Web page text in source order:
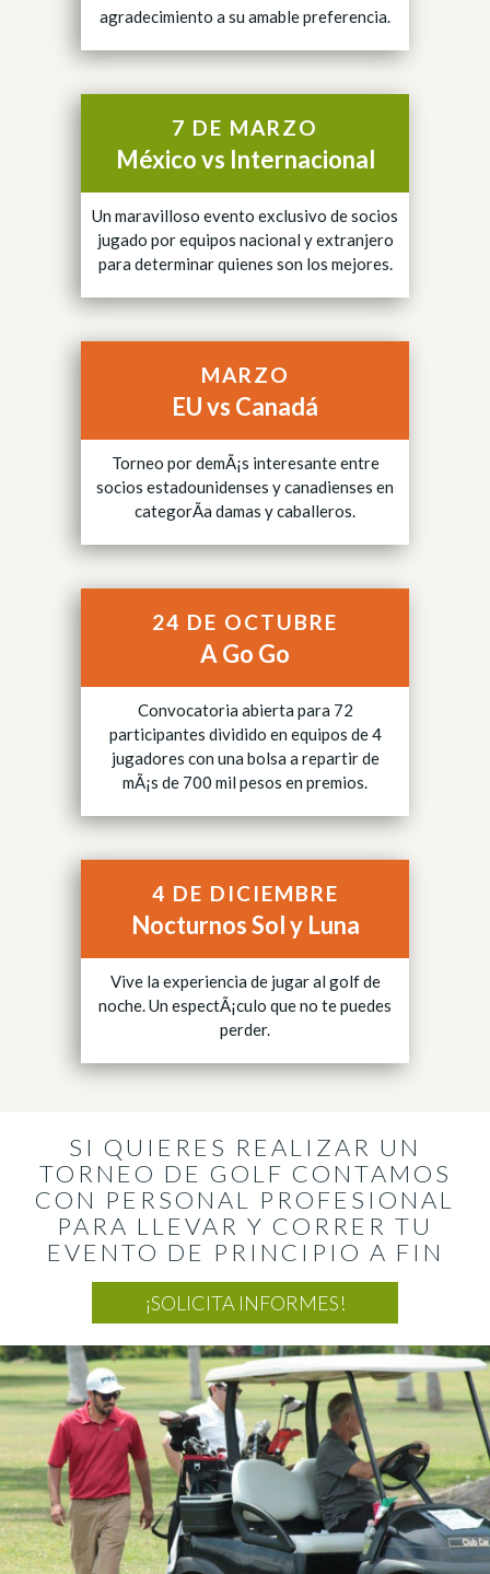
agradecimiento a su amable preferencia.
7 DE MARZO
México vs Internacional
Un maravilloso evento exclusivo de socios
jugado por equipos nacional y extranjero
para determinar quienes son los mejores.
MARZO
EU vs Canadá
Torneo por demÃ¡s interesante entre
socios estadounidenses y canadienses en
categorÃ­a damas y caballeros.
24 DE OCTUBRE
A Go Go
Convocatoria abierta para 72
participantes dividido en equipos de 4
jugadores con una bolsa a repartir de
mÃ¡s de 700 mil pesos en premios.
4 DE DICIEMBRE
Nocturnos Sol y Luna
Vive la experiencia de jugar al golf de
noche. Un espectÃ¡culo que no te puedes
perder.
SI QUIERES REALIZAR UN
TORNEO DE GOLF CONTAMOS
CON PERSONAL PROFESIONAL
PARA LLEVAR Y CORRER TU
EVENTO DE PRINCIPIO A FIN
¡SOLICITA INFORMES!